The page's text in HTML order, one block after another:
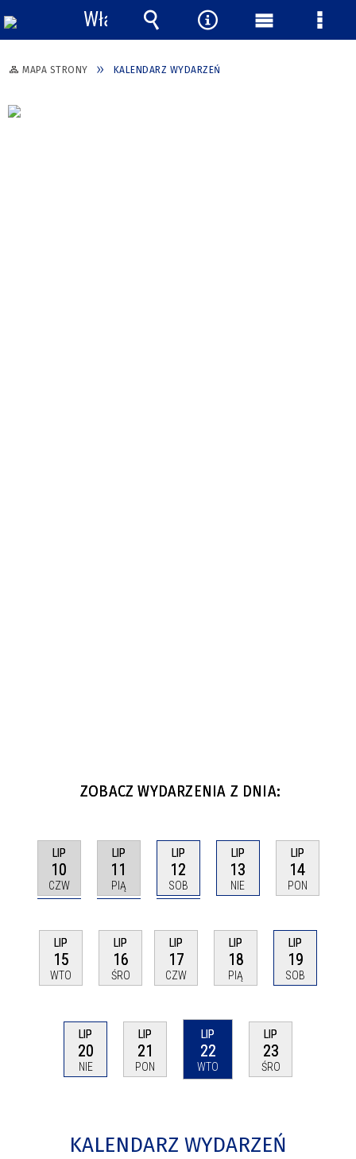
MAPA STRONY KALENDARZ WYDARZEŃ
ZOBACZ WYDARZENIA Z DNIA:
LIP
10
CZW
LIP
11
PIĄ
LIP
12
SOB
LIP
13
NIE
LIP
14
PON
LIP
15
WTO
LIP
16
ŚRO
LIP
17
CZW
LIP
18
PIĄ
LIP
19
SOB
LIP
20
NIE
LIP
21
PON
LIP
22
WTO
LIP
23
ŚRO
KALENDARZ WYDARZEŃ
Włącz
powiadomienia
Wyszukiwarka
Narzędzia
Menu Menu